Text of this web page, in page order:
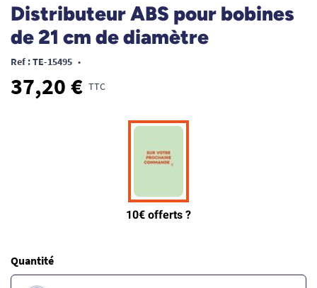
Distributeur ABS pour bobines
de 21 cm de diamètre
Ref : TE-15495 •
37,20 € TTC
Quantité